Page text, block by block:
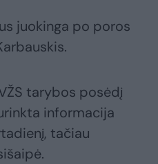
juokinga po poros
tarybos posėdį
informacija
tačiau